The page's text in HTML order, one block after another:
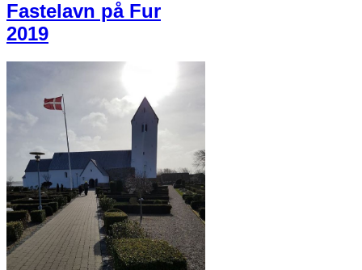
Fastelavn på Fur
2019